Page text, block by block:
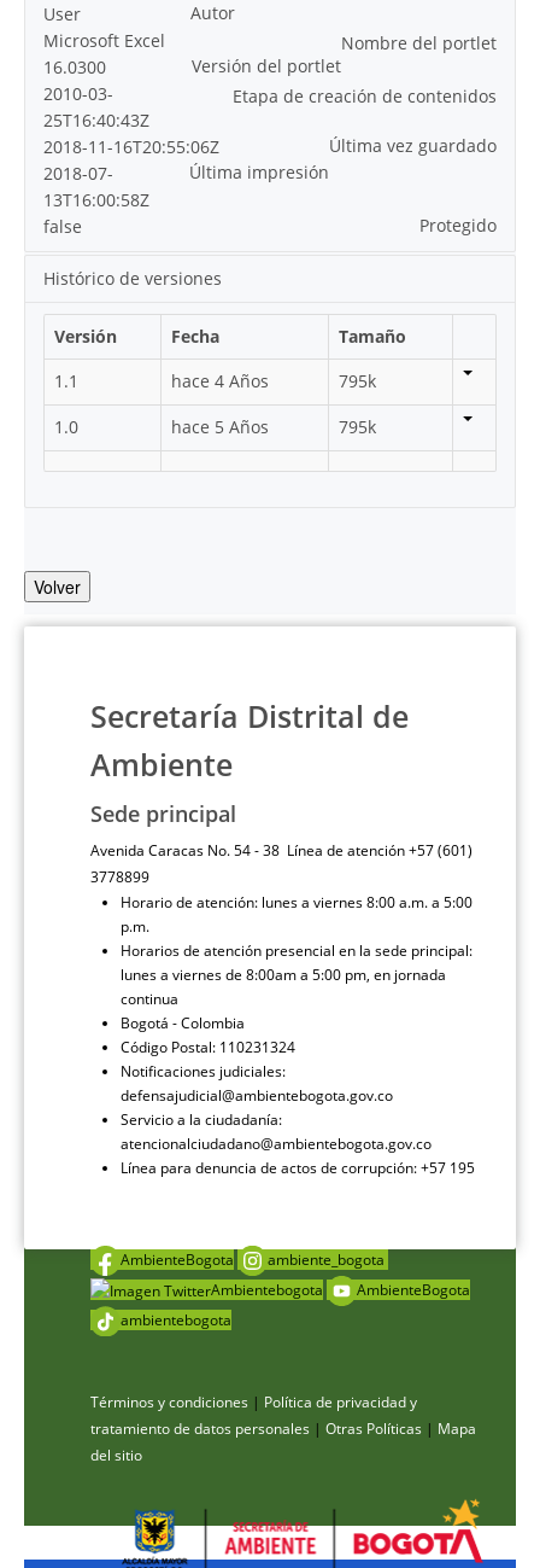
Autor
User
Nombre del portlet
Microsoft Excel
Versión del portlet
16.0300
Etapa de creación de contenidos
2010-03-
25T16:40:43Z
Última vez guardado
2018-11-16T20:55:06Z
Última impresión
2018-07-
13T16:00:58Z
Protegido
false
Histórico de versiones
Versión Fecha
Tamaño
1.1
hace 4 Años
795k
1.0
hace 5 Años 795k
Volver
Secretaría Distrital de
Ambiente
Sede principal
Avenida Caracas No. 54 - 38 Línea de atención +57 (601)
3778899
Horario de atención: lunes a viernes 8:00 a.m. a 5:00
p.m.
Horarios de atención presencial en la sede principal:
lunes a viernes de 8:00am a 5:00 pm, en jornada
continua
Bogotá - Colombia
Código Postal: 110231324
Notificaciones judiciales:
defensajudicial@ambientebogota.gov.co
Servicio a la ciudadanía:
atencionalciudadano@ambientebogota.gov.co
Línea para denuncia de actos de corrupción: +57 195
AmbienteBogota
ambiente_bogota
Ambientebogota
AmbienteBogota
ambientebogota
Términos y condiciones | Política de privacidad y
tratamiento de datos personales | Otras Políticas | Mapa
del sitio